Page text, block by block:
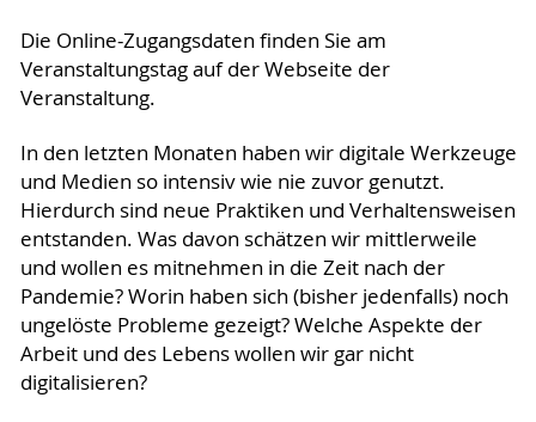
Die Online-Zugangsdaten finden Sie am
Veranstaltungstag auf der Webseite der
Veranstaltung.
In den letzten Monaten haben wir digitale Werkzeuge
und Medien so intensiv wie nie zuvor genutzt.
Hierdurch sind neue Praktiken und Verhaltensweisen
entstanden. Was davon schätzen wir mittlerweile
und wollen es mitnehmen in die Zeit nach der
Pandemie? Worin haben sich (bisher jedenfalls) noch
ungelöste Probleme gezeigt? Welche Aspekte der
Arbeit und des Lebens wollen wir gar nicht
digitalisieren?